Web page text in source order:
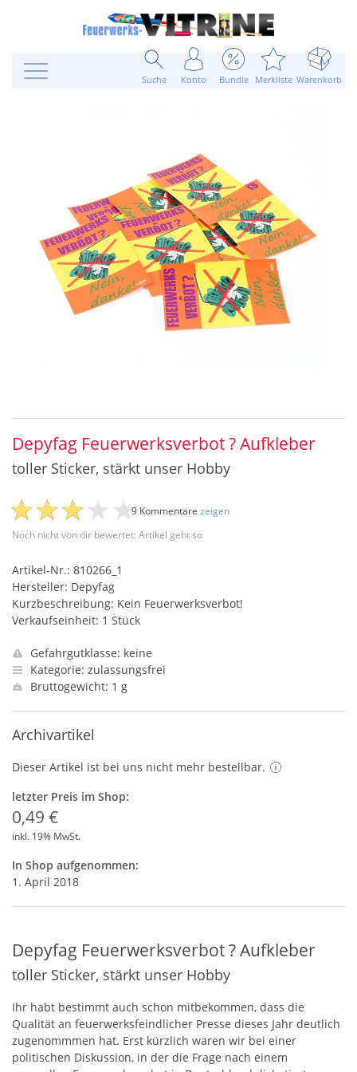
Suche Konto Bundle Merkliste Warenkorb
Depyfag Feuerwerksverbot ? Aufkleber
toller Sticker, stärkt unser Hobby
Noch nicht von dir bewertet: Artikel geht so
9 Kommentare zeigen
Artikel-Nr.: 810266_1
Hersteller: Depyfag
Kurzbeschreibung: Kein Feuerwerksverbot!
Verkaufseinheit: 1 Stück
Gefahrgutklasse: keine
Kategorie: zulassungsfrei
Bruttogewicht: 1 g
Archivartikel
Dieser Artikel ist bei uns nicht mehr bestellbar.
letzter Preis im Shop:
0,49 €
inkl. 19% MwSt.
In Shop aufgenommen:
1. April 2018
Depyfag Feuerwerksverbot ? Aufkleber
toller Sticker, stärkt unser Hobby
Ihr habt bestimmt auch schon mitbekommen, dass die
Qualität an feuerwerksfeindlicher Presse dieses Jahr deutlich
zugenommmen hat. Erst kürzlich waren wir bei einer
politischen Diskussion, in der die Frage nach einem